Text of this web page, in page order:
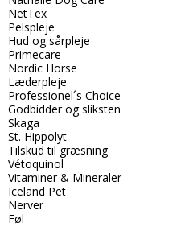
NetTex
Pelspleje
Hud og sårpleje
Primecare
Nordic Horse
Læderpleje
Professionel´s Choice
Godbidder og sliksten
Skaga
St. Hippolyt
Tilskud til græsning
Vétoquinol
Vitaminer & Mineraler
Iceland Pet
Nerver
Føl